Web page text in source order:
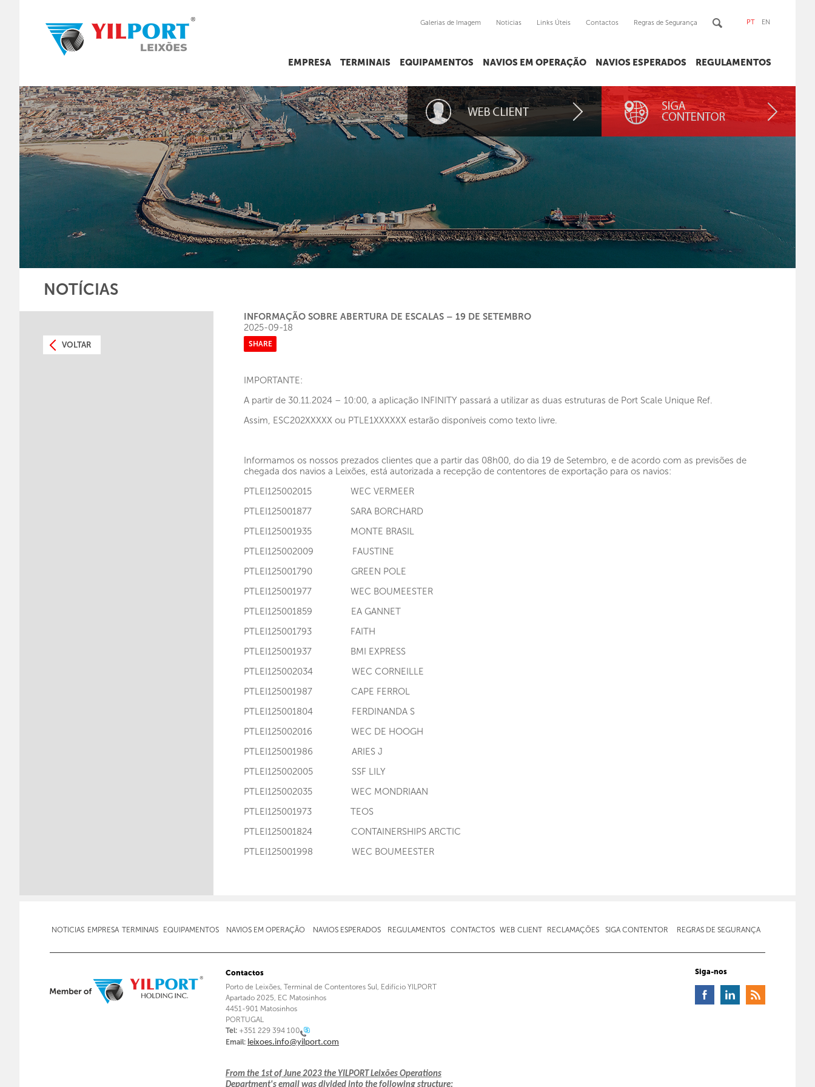
Galerias de Imagem Noticias Links Úteis Contactos Regras de Segurança PT EN
EMPRESA TERMINAIS EQUIPAMENTOS NAVIOS EM OPERAÇÃO NAVIOS ESPERADOS REGULAMENTOS
NOTÍCIAS
VOLTAR
INFORMAÇÃO SOBRE ABERTURA DE ESCALAS – 19 DE SETEMBRO
2025-09-18
SHARE
IMPORTANTE:
A partir de 30.11.2024 – 10:00, a aplicação INFINITY passará a utilizar as duas estruturas de Port Scale Unique Ref.
Assim, ESC202XXXXX ou PTLE1XXXXXX estarão disponíveis como texto livre.
Informamos os nossos prezados clientes que a partir das 08h00, do dia 19 de Setembro, e de acordo com as previsões de
chegada dos navios a Leixões, está autorizada a recepção de contentores de exportação para os navios:
PTLEI125002015 WEC VERMEER
PTLEI125001877 SARA BORCHARD
PTLEI125001935 MONTE BRASIL
PTLEI125002009 FAUSTINE
PTLEI125001790 GREEN POLE
PTLEI125001977 WEC BOUMEESTER
PTLEI125001859 EA GANNET
PTLEI125001793 FAITH
PTLEI125001937 BMI EXPRESS
PTLEI125002034 WEC CORNEILLE
PTLEI125001987 CAPE FERROL
PTLEI125001804 FERDINANDA S
PTLEI125002016 WEC DE HOOGH
PTLEI125001986 ARIES J
PTLEI125002005 SSF LILY
PTLEI125002035 WEC MONDRIAAN
PTLEI125001973 TEOS
PTLEI125001824 CONTAINERSHIPS ARCTIC
PTLEI125001998 WEC BOUMEESTER
NOTICIAS EMPRESA TERMINAIS EQUIPAMENTOS NAVIOS EM OPERAÇÃO NAVIOS ESPERADOS REGULAMENTOS CONTACTOS WEB CLIENT RECLAMAÇÕES SIGA CONTENTOR REGRAS DE SEGURANÇA
Contactos
Porto de Leixões, Terminal de Contentores Sul, Edifício YILPORT
Apartado 2025, EC Matosinhos
4451-901 Matosinhos
PORTUGAL
Tel: +351 229 394 100
Email: leixoes.info@yilport.com
From the 1st of June 2023 the YILPORT Leixões Operations
Department's email was divided into the following structure:
Siga-nos